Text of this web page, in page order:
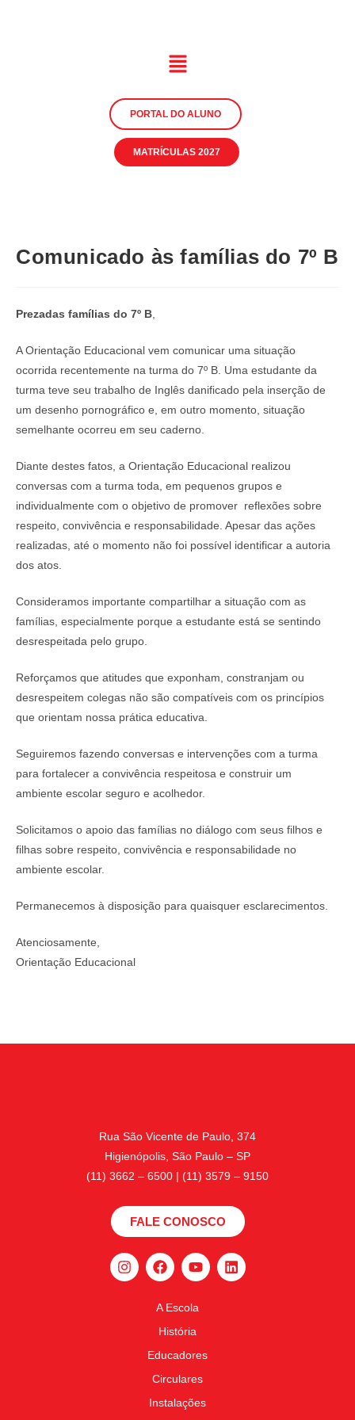
PORTAL DO ALUNO
MATRÍCULAS 2027
Comunicado às famílias do 7º B
Prezadas famílias do 7º B,
A Orientação Educacional vem comunicar uma situação
ocorrida recentemente na turma do 7º B. Uma estudante da
turma teve seu trabalho de Inglês danificado pela inserção de
um desenho pornográfico e, em outro momento, situação
semelhante ocorreu em seu caderno.
Diante destes fatos, a Orientação Educacional realizou
conversas com a turma toda, em pequenos grupos e
individualmente com o objetivo de promover reflexões sobre
respeito, convivência e responsabilidade. Apesar das ações
realizadas, até o momento não foi possível identificar a autoria
dos atos.
Consideramos importante compartilhar a situação com as
famílias, especialmente porque a estudante está se sentindo
desrespeitada pelo grupo.
Reforçamos que atitudes que exponham, constranjam ou
desrespeitem colegas não são compatíveis com os princípios
que orientam nossa prática educativa.
Seguiremos fazendo conversas e intervenções com a turma
para fortalecer a convivência respeitosa e construir um
ambiente escolar seguro e acolhedor.
Solicitamos o apoio das famílias no diálogo com seus filhos e
filhas sobre respeito, convivência e responsabilidade no
ambiente escolar.
Permanecemos à disposição para quaisquer esclarecimentos.
Atenciosamente,
Orientação Educacional
Rua São Vicente de Paulo, 374
Higienópolis, São Paulo – SP
(11) 3662 – 6500 | (11) 3579 – 9150
FALE CONOSCO
A Escola
História
Educadores
Circulares
Instalações